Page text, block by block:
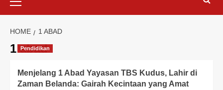
HOME 1 ABAD
1 abad
Pendidikan
Menjelang 1 Abad Yayasan TBS Kudus, Lahir di
Zaman Belanda: Gairah Kecintaan yang Amat